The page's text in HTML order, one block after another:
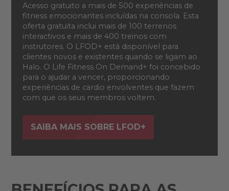
Acesso gratuito a mais de 500 experiências de
fitness emocionantes incluídas na consola. Esta
oferta gratuita inclui mais de 100 terrenos
interactivos e mais de 400 treinos com
instrutores. O LFOD+ está disponível para
clientes novos e existentes quando se ligam ao
Halo. O Life Fitness On Demand+ foi concebido
para o ajudar a vencer, proporcionando
experiências de cardio envolventes que fazem
com que os seus membros voltem.
SAIBA MAIS SOBRE LFOD+